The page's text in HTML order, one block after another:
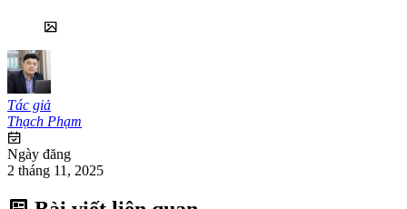
Tác giả
Thạch Phạm
Ngày đăng
2 tháng 11, 2025